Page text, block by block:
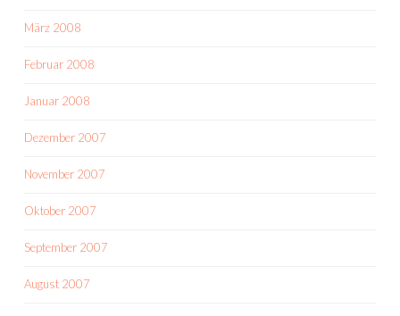
März 2008
Februar 2008
Januar 2008
Dezember 2007
November 2007
Oktober 2007
September 2007
August 2007